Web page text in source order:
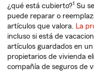
¿qué está cubierto?1 Su
puede reparar o
artículos que valora. La
incluso si está de
artículos guardados en
propietarios de vivienda
compañía de seguros de